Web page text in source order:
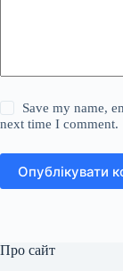
Save my name,
next time I comment.
Опублікувати
Про сайт